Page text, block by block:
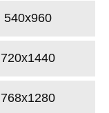
540x960
720x1440
768x1280